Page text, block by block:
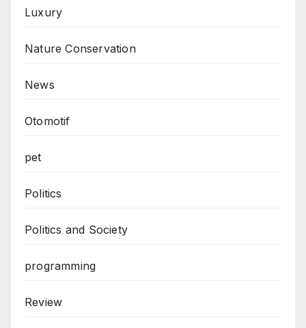
Luxury
Nature Conservation
News
Otomotif
pet
Politics
Politics and Society
programming
Review